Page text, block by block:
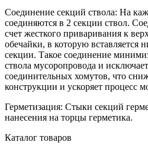
Соединение секций ствола: На
соединяются в 2 секции ствол.
счет жесткого приваривания к
обечайки, в которую вставляется
секции. Такое соединение
ствола мусоропровода и
соединительных хомутов, что
конструкции и ускоряет процесс
Герметизация: Стыки секций
нанесения на торцы герметика.
Каталог товаров